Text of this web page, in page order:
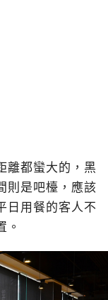
離都蠻大的，黑
則是吧檯，應該
日用餐的客人不
。